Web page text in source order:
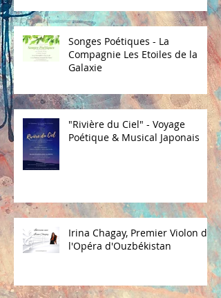
Songes Poétiques - La
Compagnie Les Etoiles de la
Galaxie
"Rivière du Ciel" - Voyage
Poétique & Musical Japonais
Irina Chagay, Premier Violon de
l'Opéra d'Ouzbékistan